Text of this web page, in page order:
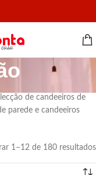
de candeeiros de
parede e candeeiros
1–12 de 180 resultados